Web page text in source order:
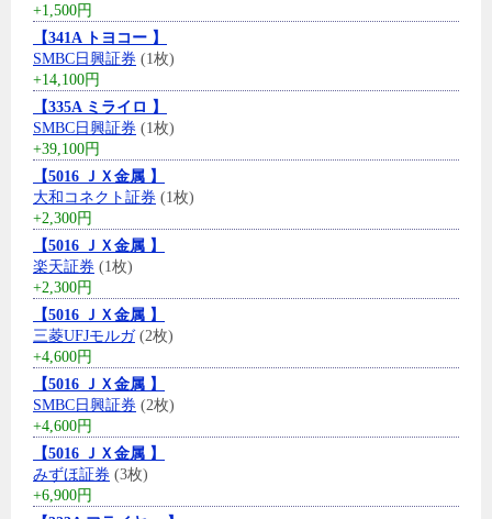
+1,500円
【341A トヨコー 】
SMBC日興証券 (1枚)
+14,100円
【335A ミライロ 】
SMBC日興証券 (1枚)
+39,100円
【5016 ＪＸ金属 】
大和コネクト証券 (1枚)
+2,300円
【5016 ＪＸ金属 】
楽天証券 (1枚)
+2,300円
【5016 ＪＸ金属 】
三菱UFJモルガ(2枚)
+4,600円
【5016 ＪＸ金属 】
SMBC日興証券 (2枚)
+4,600円
【5016 ＪＸ金属 】
みずほ証券 (3枚)
+6,900円